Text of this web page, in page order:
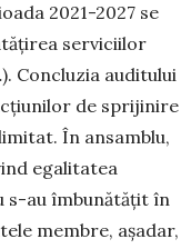
2021-2027 se
serviciilor
Concluzia audi­tului
de sprijinire
În ansamblu,
egalitatea
s-au îmbunătățit în
membre, așadar,